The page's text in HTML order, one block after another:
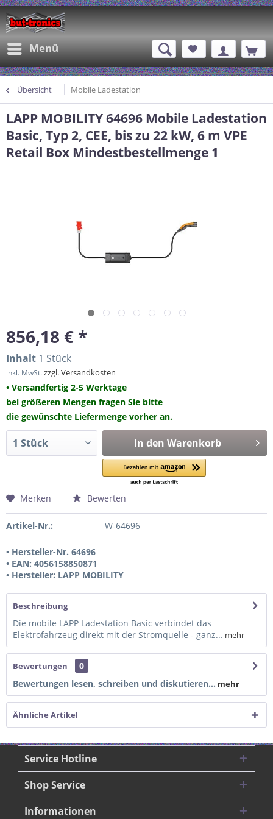
Menü
Übersicht Mobile Ladestation
LAPP MOBILITY 64696 Mobile Ladestation
Basic, Typ 2, CEE, bis zu 22 kW, 6 m VPE
Retail Box Mindestbestellmenge 1
856,18 € *
Inhalt 1 Stück
inkl. MwSt.zzgl. Versandkosten
• Versandfertig 2-5 Werktage
bei größeren Mengen fragen Sie bitte
die gewünschte Liefermenge vorher an.
In den Warenkorb
Merken Bewerten
Artikel-Nr.: W-64696
• Hersteller-Nr. 64696
• EAN: 4056158850871
• Hersteller: LAPP MOBILITY
Beschreibung
Die mobile LAPP Ladestation Basic verbindet das
Elektrofahrzeug direkt mit der Stromquelle - ganz... mehr
Bewertungen
0
Bewertungen lesen, schreiben und diskutieren... mehr
Ähnliche Artikel
Service Hotline
Shop Service
Informationen